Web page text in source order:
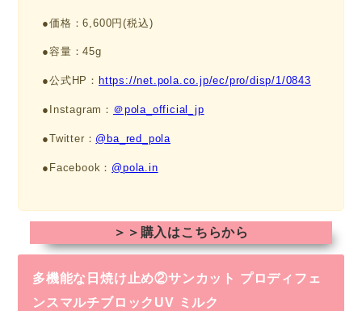
●価格：6,600円(税込)
●容量：45g
●公式HP： https://net.pola.co.jp/ec/pro/disp/1/0843
●Instagram： ＠pola_official_jp
●Twitter： @ba_red_pola
●Facebook： @pola.in
＞＞購入はこちらから
多機能な日焼け止め②サンカット プロディフェ
ンスマルチブロックUV ミルク